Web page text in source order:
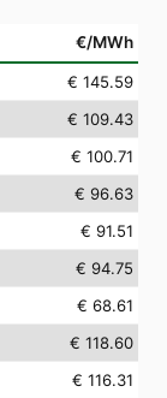
€/MWh
€ 145.59
€ 109.43
€ 100.71
€ 96.63
€ 91.51
€ 94.75
€ 68.61
€ 118.60
€ 116.31